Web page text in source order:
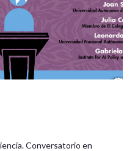
Conversatorio en